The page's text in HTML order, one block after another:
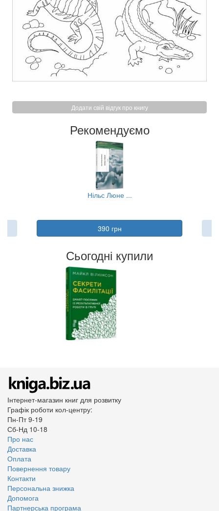
Додати свій відгук про книгу
Рекомендуємо
Нільс Люне ...
390 грн
Сьогодні купили
Інтернет-магазин книг для розвитку
Графік роботи кол-центру:
Пн-Пт 9-19
Сб-Нд 10-18
Про нас
Доставка
Оплата
Повернення товару
Контакти
Персональна знижка
Допомога
Партнерська програма